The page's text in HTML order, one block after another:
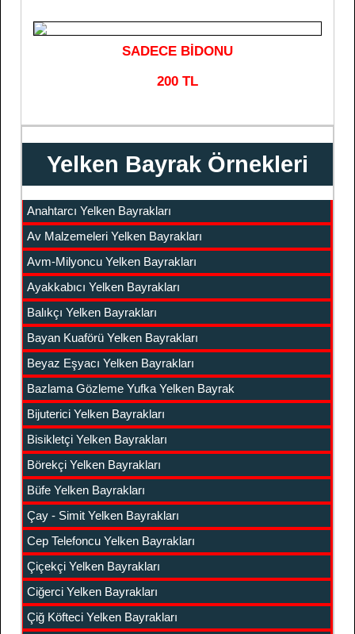
SADECE BİDONU
200 TL
Yelken Bayrak Örnekleri
Anahtarcı Yelken Bayrakları
Av Malzemeleri Yelken Bayrakları
Avm-Milyoncu Yelken Bayrakları
Ayakkabıcı Yelken Bayrakları
Balıkçı Yelken Bayrakları
Bayan Kuaförü Yelken Bayrakları
Beyaz Eşyacı Yelken Bayrakları
Bazlama Gözleme Yufka Yelken Bayrak
Bijuterici Yelken Bayrakları
Bisikletçi Yelken Bayrakları
Börekçi Yelken Bayrakları
Büfe Yelken Bayrakları
Çay - Simit Yelken Bayrakları
Cep Telefoncu Yelken Bayrakları
Çiçekçi Yelken Bayrakları
Ciğerci Yelken Bayrakları
Çiğ Köfteci Yelken Bayrakları